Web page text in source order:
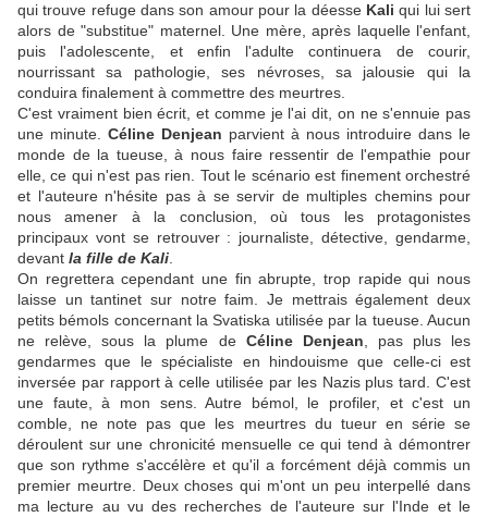
qui trouve refuge dans son amour pour la déesseKali qui lui sert
alors de "substitue" maternel. Une mère, après laquelle l'enfant,
puis l'adolescente, et enfin l'adulte continuera de courir,
nourrissant sa pathologie, ses névroses, sa jalousie qui la
conduira finalement à commettre des meurtres.
C'est vraiment bien écrit, et comme je l'ai dit, on ne s'ennuie pas
une minute. Céline Denjean parvient à nous introduire dans le
monde de la tueuse, à nous faire ressentir de l'empathie pour
elle, ce qui n'est pas rien. Tout le scénario est finement orchestré
et l'auteure n'hésite pas à se servir de multiples chemins pour
nous amener à la conclusion, où tous les protagonistes
principaux vont se retrouver : journaliste, détective, gendarme,
devant la fille de Kali
On regrettera cependant une fin abrupte, trop rapide qui nous
laisse un tantinet sur notre faim. Je mettrais également deux
petits bémols concernant la Svatiska utilisée par la tueuse. Aucun
ne relève, sous la plume de Céline Denjean , pas plus les
gendarmes que le spécialiste en hindouisme que celle-ci est
inversée par rapport à celle utilisée par les Nazis plus tard. C'est
une faute, à mon sens. Autre bémol, le profiler, et c'est un
comble, ne note pas que les meurtres du tueur en série se
déroulent sur une chronicité mensuelle ce qui tend à démontrer
que son rythme s'accélère et qu'il a forcément déjà commis un
premier meurtre. Deux choses qui m'ont un peu interpellé dans
ma lecture au vu des recherches de l'auteure sur l'Inde et le